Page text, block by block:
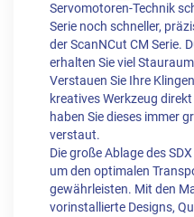
Servomotoren-Technik
Serie noch schneller,
der ScanNCut CM Serie.
erhalten Sie viel
Verstauen Sie Ihre
kreatives Werkzeug
haben Sie dieses immer
verstaut.
Die große Ablage des
um den optimalen
gewährleisten. Mit den
vorinstallierte Designs,